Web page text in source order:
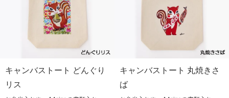
キャンバストート どんぐり
リス
キャンバストート 丸焼きさ
ば